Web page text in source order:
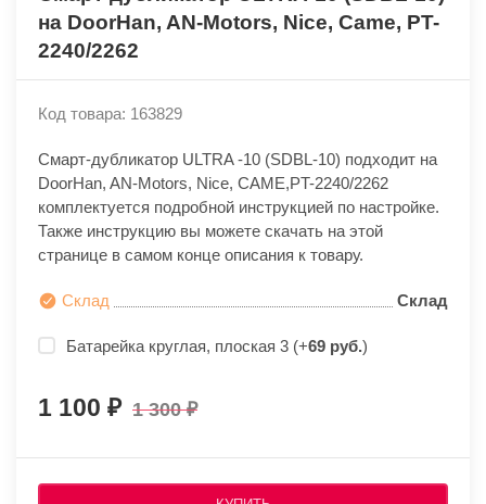
на DoorHan, AN-Motors, Nice, Came, PT-
2240/2262
Код товара: 163829
Смарт-дубликатор ULTRA -10 (SDBL-10) подходит на
DoorHan, AN-Motors, Nice, CAME,PT-2240/2262
комплектуется подробной инструкцией по настройке.
Также инструкцию вы можете скачать на этой
странице в самом конце описания к товару.
Склад Склад
Батарейка круглая, плоская 3 (+69 руб.)
1 100 1 300